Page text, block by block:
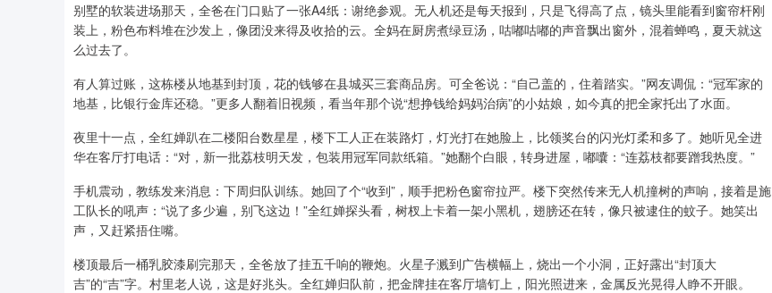
别墅的软装进场那天，全爸在门口贴了一张A4纸：谢绝参观。无人机还是每天报到，只是飞得高了点，镜头里能看到窗帘杆刚
装上，粉色布料堆在沙发上，像团没来得及收拾的云。全妈在厨房煮绿豆汤，咕嘟咕嘟的声音飘出窗外，混着蝉鸣，夏天就这
么过去了。
有人算过账，这栋楼从地基到封顶，花的钱够在县城买三套商品房。可全爸说：“自己盖的，住着踏实。”网友调侃：“冠军家的
地基，比银行金库还稳。”更多人翻着旧视频，看当年那个说“想挣钱给妈妈治病”的小姑娘，如今真的把全家托出了水面。
夜里十一点，全红婵趴在二楼阳台数星星，楼下工人正在装路灯，灯光打在她脸上，比领奖台的闪光灯柔和多了。她听见全进
华在客厅打电话：“对，新一批荔枝明天发，包装用冠军同款纸箱。”她翻个白眼，转身进屋，嘟囔：“连荔枝都要蹭我热度。”
手机震动，教练发来消息：下周归队训练。她回了个“收到”，顺手把粉色窗帘拉严。楼下突然传来无人机撞树的声响，接着是施
工队长的吼声：“说了多少遍，别飞这边！”全红婵探头看，树杈上卡着一架小黑机，翅膀还在转，像只被逮住的蚊子。她笑出
声，又赶紧捂住嘴。
楼顶最后一桶乳胶漆刷完那天，全爸放了挂五千响的鞭炮。火星子溅到广告横幅上，烧出一个小洞，正好露出“封顶大
吉”的“吉”字。村里老人说，这是好兆头。全红婵归队前，把金牌挂在客厅墙钉上，阳光照进来，金属反光晃得人睁不开眼。